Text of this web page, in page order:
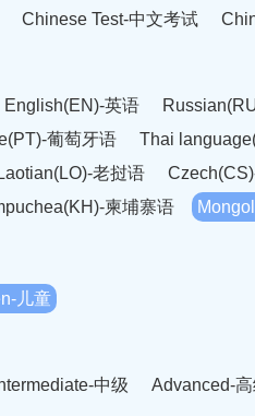
Chinese Test-中文考试
English(EN)-英语
葡萄牙语 Thai
Laotian(LO)-老挝语
柬埔寨语
儿童
中级 Advanced-高